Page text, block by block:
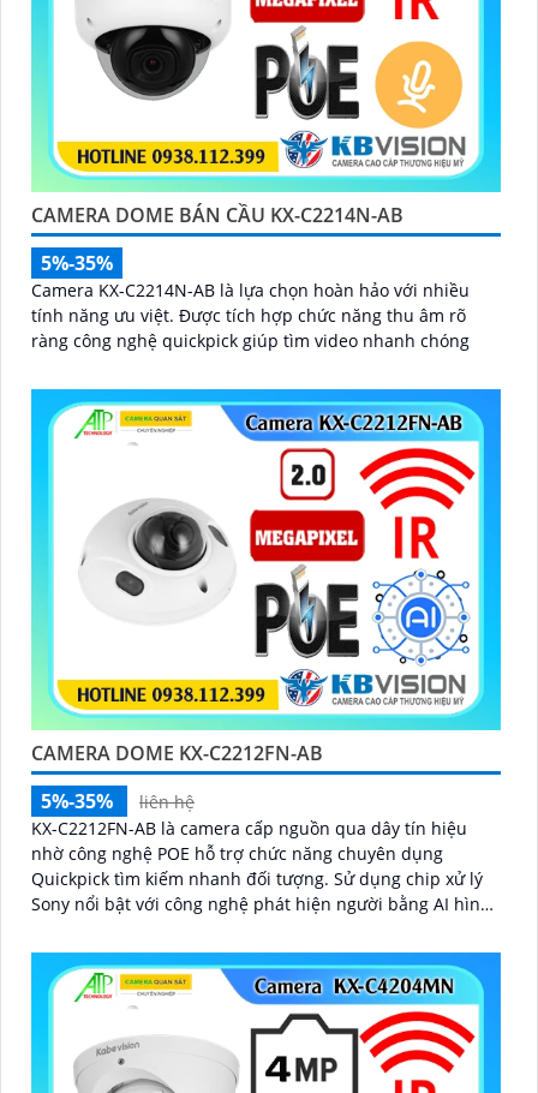
CAMERA DOME BÁN CẦU KX-C2214N-AB
5%-35%
Camera KX-C2214N-AB là lựa chọn hoàn hảo với nhiều
tính năng ưu việt. Được tích hợp chức năng thu âm rõ
ràng công nghệ quickpick giúp tìm video nhanh chóng
CAMERA DOME KX-C2212FN-AB
5%-35%
liên hệ
KX-C2212FN-AB là camera cấp nguồn qua dây tín hiệu
nhờ công nghệ POE hỗ trợ chức năng chuyên dụng
Quickpick tìm kiếm nhanh đối tượng. Sử dụng chip xử lý
Sony nổi bật với công nghệ phát hiện người bằng AI hình